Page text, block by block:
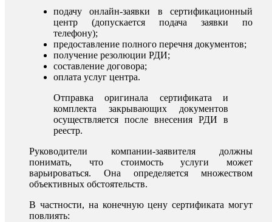
подачу онлайн-заявки в сертификационный
центр (допускается подача заявки по
телефону);
предоставление полного перечня документов;
получение резолюции РДИ;
составление договора;
оплата услуг центра.
Отправка оригинала сертификата и
комплекта закрывающих документов
осуществляется после внесения РДИ в
реестр.
Руководители компании-заявителя должны
понимать, что стоимость услуги может
варьироваться. Она определяется множеством
объективных обстоятельств.
В частности, на конечную цену сертификата могут
повлиять: